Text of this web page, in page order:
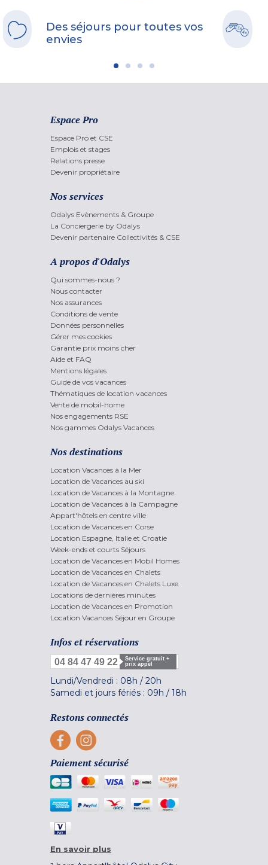
Des séjours pour toutes vos
envies
Espace Pro
Espace Pro et CSE
Emplois et stages
Relations presse
Devenir propriétaire
Nos services
Odalys Evènements & Groupe
La Conciergerie by Odalys
Devenir partenaire Collectivités & CSE
A propos d'Odalys
Qui sommes-nous ?
Nous contacter
Nos assurances
Conditions de vente
Données personnelles
Gérer mes cookies
Garantie prix moins cher
Aide et FAQ
Mentions légales
Guide de vos vacances
Thématiques de location vacances
Vente de mobil-home
Nos engagements RSE
Nos gammes Odalys Vacances
Nos destinations
Location Vacances à la Mer
Location de Vacances au ski
Location de Vacances à la Montagne
Location de Vacances à la Campagne
Appart'hôtels en centre ville
Location de Vacances en Corse
Location Espagne, Italie et Croatie
Week-ends et courts Séjours
Location de Vacances en Mobil Homes
Location de Vacances en Chalets
Location de Vacances en Chalets Luxe
Locations de dernières minutes
Location de Vacances en Promotion
Location Vacances Séjour en Groupe
Infos et réservations
04 84 47 49 22
Service gratuit +
prix appel
Lundi/Vendredi : 08h / 20h
Samedi et jours fériés : 09h / 18h
Restons connectés
Paiement sécurisé
En savoir plus